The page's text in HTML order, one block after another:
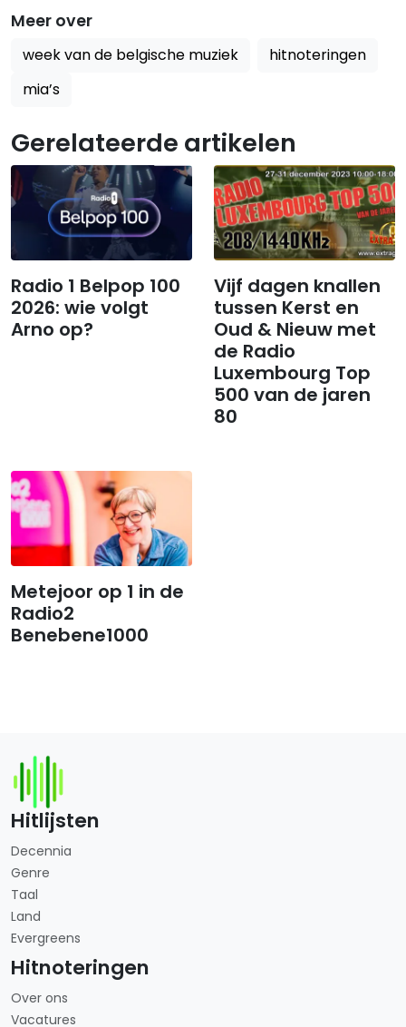
Meer over
week van de belgische muziek
hitnoteringen
mia’s
Gerelateerde artikelen
Radio 1 Belpop 100
2026: wie volgt
Arno op?
Vijf dagen knallen
tussen Kerst en
Oud & Nieuw met
de Radio
Luxembourg Top
500 van de jaren
80
Metejoor op 1 in de
Radio2
Benebene1000
Hitlijsten
Decennia
Genre
Taal
Land
Evergreens
Hitnoteringen
Over ons
Vacatures